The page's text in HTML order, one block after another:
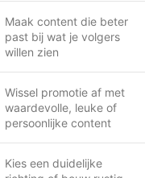
Maak content die beter
past bij wat je volgers
willen zien
Wissel promotie af met
waardevolle, leuke of
persoonlijke content
Kies een duidelijke